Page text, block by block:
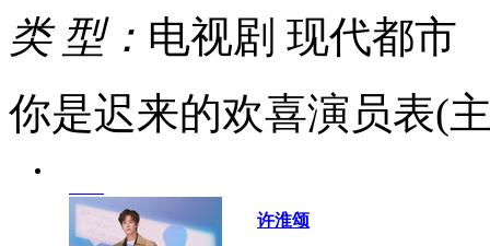
类 型： 电视剧 现代都市
你是迟来的欢喜演员表(
许淮颂